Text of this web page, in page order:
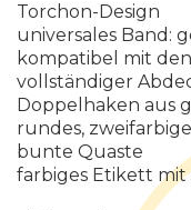
Torchon-Design
universales Band:
kompatibel mit
vollständiger
Doppelhaken aus
rundes,
bunte Quaste
farbiges Etikett